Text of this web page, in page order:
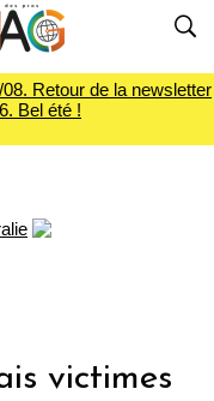
Retour de la newsletter
Bel été !
victimes